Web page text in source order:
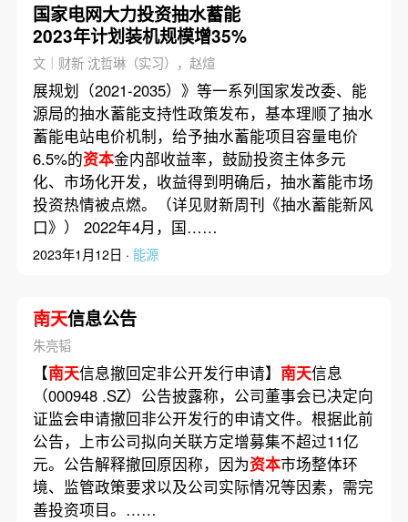
国家电网大力投资抽水蓄能
2023年计划装机规模增35%
文｜财新 沈哲琳（实习），赵煊
展规划（2021-2035）》等一系列国家发改委、能
源局的抽水蓄能支持性政策发布，基本理顺了抽水
蓄能电站电价机制，给予抽水蓄能项目容量电价
6.5%的资本金内部收益率，鼓励投资主体多元
化、市场化开发，收益得到明确后，抽水蓄能市场
投资热情被点燃。（详见财新周刊《抽水蓄能新风
口》） 2022年4月，国……
2023年1月12日 · 能源
南天信息公告
朱亮韬
【南天信息撤回定非公开发行申请】 南天信息
（000948 .SZ）公告披露称，公司董事会已决定向
证监会申请撤回非公开发行的申请文件。根据此前
公告，上市公司拟向关联方定增募集不超过11亿
元。公告解释撤回原因称，因为资本市场整体环
境、监管政策要求以及公司实际情况等因素，需完
善投资项目。……